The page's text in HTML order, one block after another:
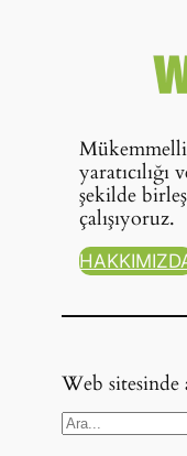
şekilde
çalışıyoruz.
Web sitesinde
A